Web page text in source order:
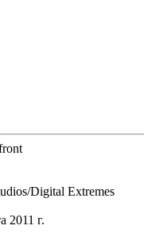
Digital Extremes
2011 г.